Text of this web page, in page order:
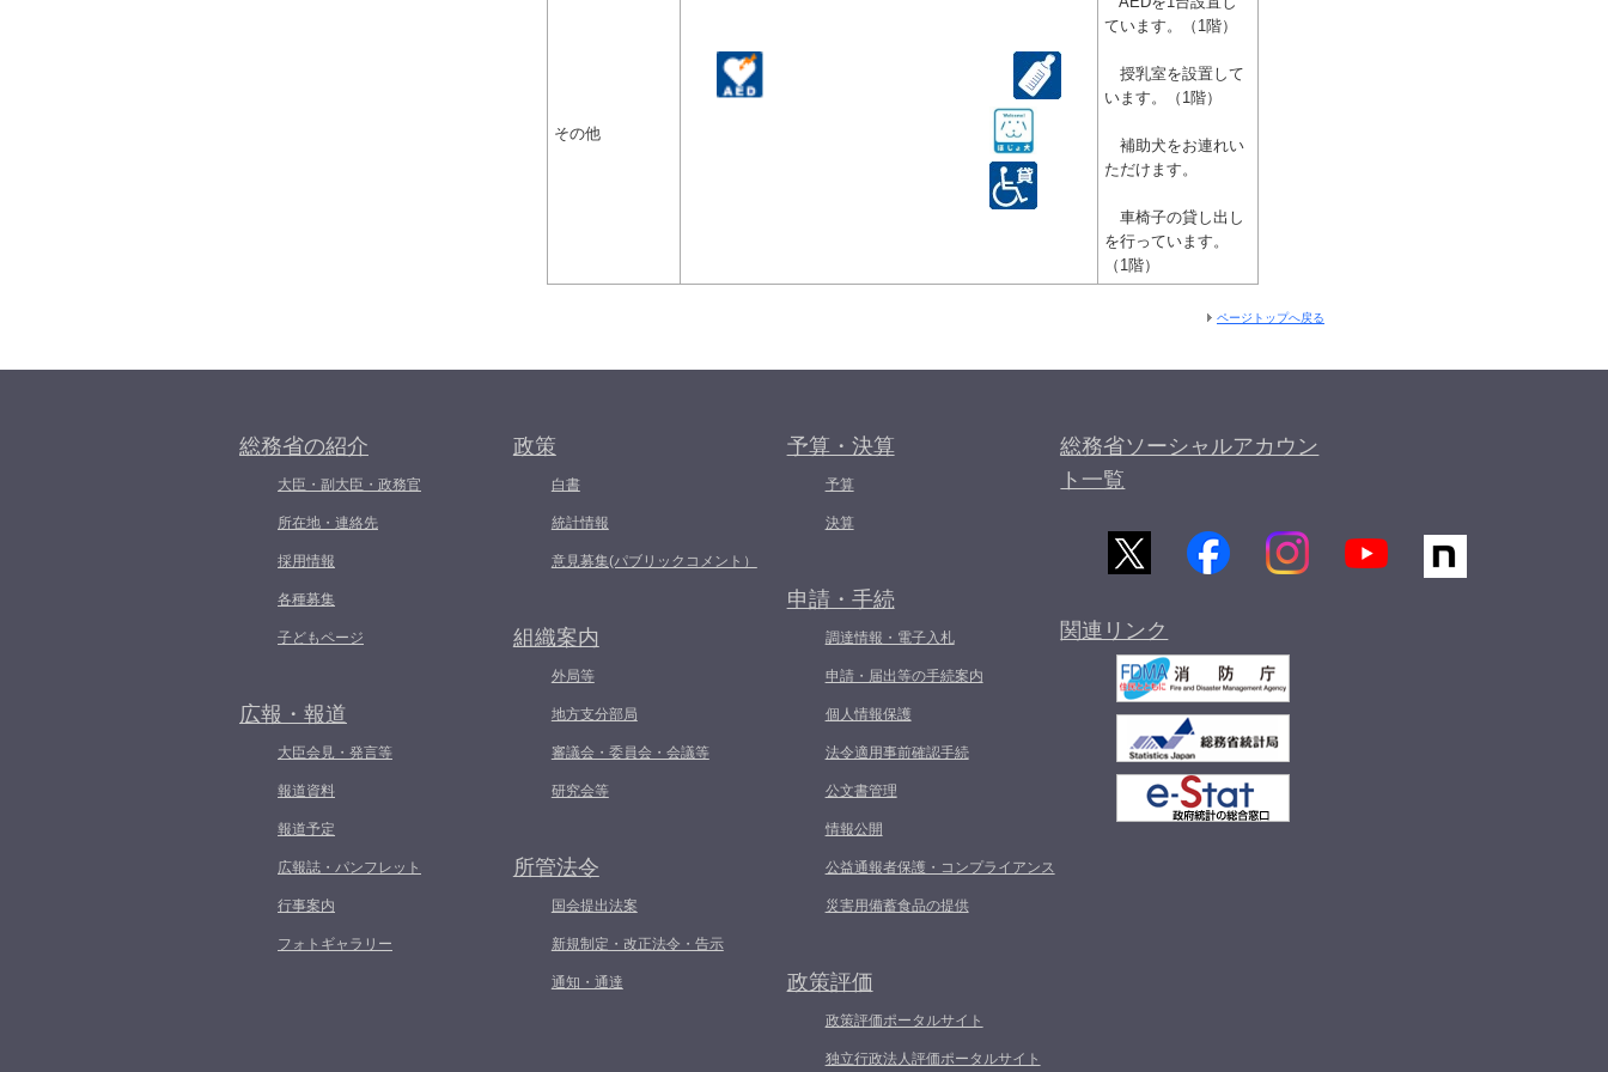
その他
ています。（1階）
授乳室を設置して
います。（1階）
補助犬をお連れい
ただけます。
車椅子の貸し出し
を行っています。
（1階）
ページトップへ戻る
総務省の紹介
大臣・副大臣・政務官
所在地・連絡先
採用情報
各種募集
子どもページ
広報・報道
大臣会見・発言等
報道資料
報道予定
広報誌・パンフレット
行事案内
フォトギャラリー
政策
白書
統計情報
意見募集(パブリックコメント）
組織案内
外局等
地方支分部局
審議会・委員会・会議等
研究会等
所管法令
国会提出法案
新規制定・改正法令・告示
通知・通達
予算・決算
予算
決算
申請・手続
調達情報・電子入札
申請・届出等の手続案内
個人情報保護
法令適用事前確認手続
公文書管理
情報公開
公益通報者保護・コンプライアンス
災害用備蓄食品の提供
政策評価
政策評価ポータルサイト
独立行政法人評価ポータルサイト
総務省ソーシャルアカウン
ト一覧
関連リンク